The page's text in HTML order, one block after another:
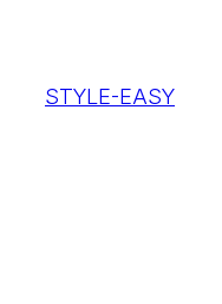
STYLE-EASY